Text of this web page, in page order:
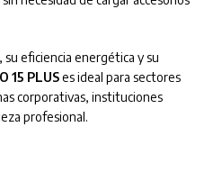
su eficiencia energética y su
15 PLUSes ideal para sectores
corporativas, instituciones
profesional.